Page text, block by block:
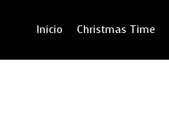
Inicio Christmas Time